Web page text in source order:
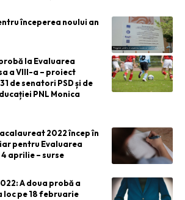
începerea noului an
la Evaluarea
a VIII-a – proiect
de senatori PSD și de
PNL Monica
2022 încep în
pentru Evaluarea
aprilie – surse
A doua probă a
loc pe 18 februarie